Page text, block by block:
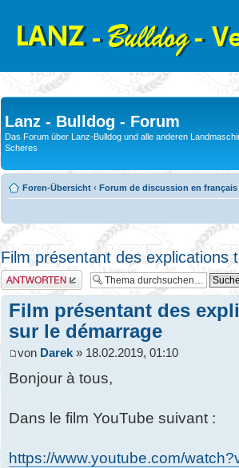
Lanz - Bulldog - Forum
Das Forum über Lanz-Bulldog und alle anderen
Scheres
Foren-Übersicht ‹ Forum de discussion en français
Film présentant des explications
Antwort erstellen
Film présentant des
sur le démarrage
von Darek » 18.02.2019, 01:10
Bonjour à tous,
Dans le film YouTube suivant :
https://www.youtube.com/